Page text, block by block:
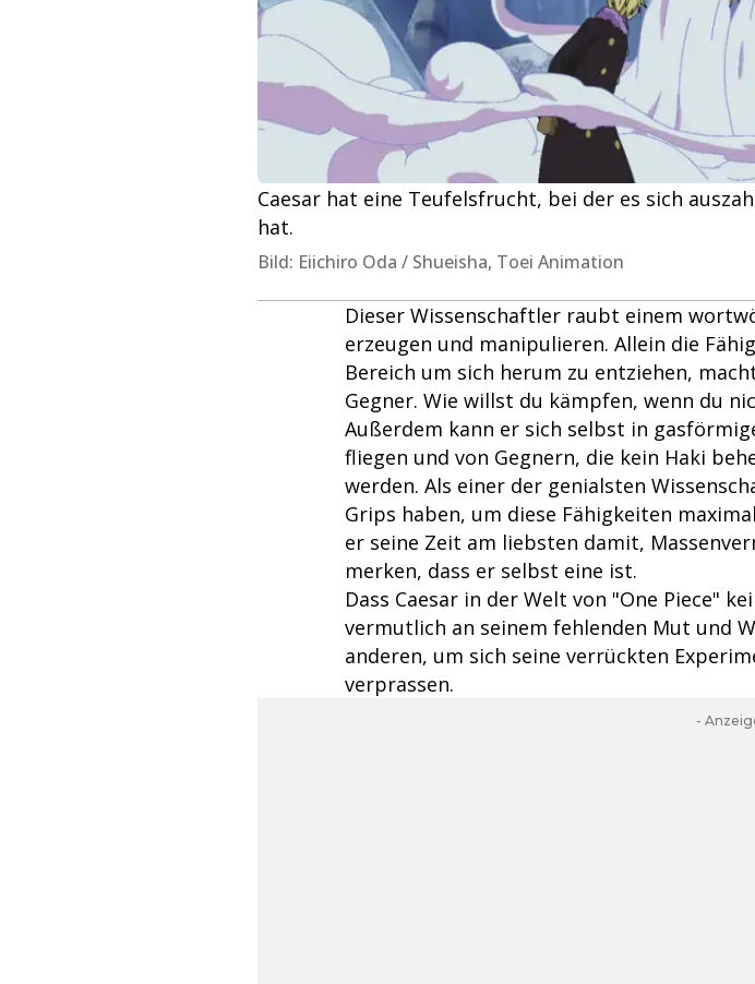
Caesar hat eine Teufelsfrucht, bei der es sich
hat.
Bild: Eiichiro Oda / Shueisha, Toei Animation
Dieser Wissenschaftler raubt einem
erzeugen und manipulieren. Allein die
Bereich um sich herum zu entziehen,
Gegner. Wie willst du kämpfen, wenn du
Außerdem kann er sich selbst in
fliegen und von Gegnern, die kein Haki
werden. Als einer der genialsten
Grips haben, um diese Fähigkeiten
er seine Zeit am liebsten damit,
merken, dass er selbst eine ist.
Dass Caesar in der Welt von "One Piece"
vermutlich an seinem fehlenden Mut und
anderen, um sich seine verrückten
verprassen.
-